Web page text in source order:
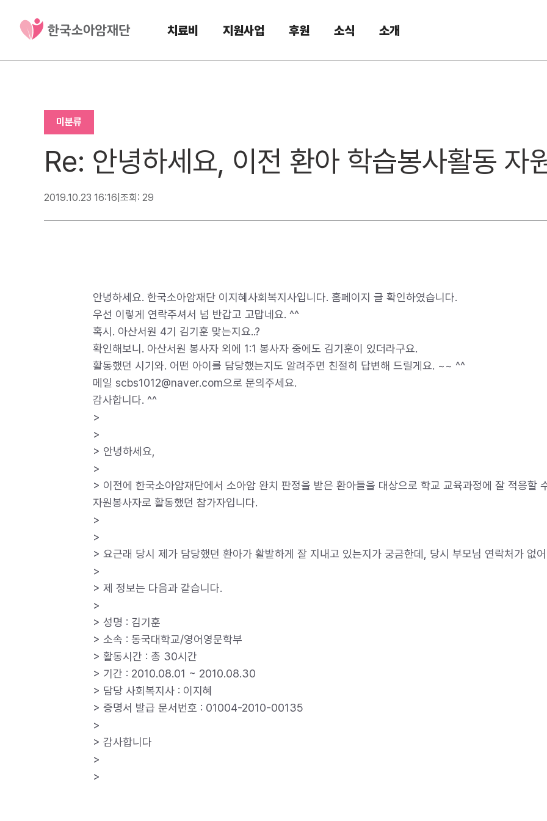
치료비 지원사업 후원 소식 소개
미분류
Re: 안녕하세요, 이전 환아 학습봉사활동 자
2019.10.23 16:16 조회: 29
안녕하세요. 한국소아암재단 이지혜사회복지사입니다. 홈페이지 글 확인하였습니다.
우선 이렇게 연락주셔서 넘 반갑고 고맙네요. ^^
혹시. 아산서원 4기 김기훈 맞는지요..?
확인해보니. 아산서원 봉사자 외에 1:1 봉사자 중에도 김기훈이 있더라구요.
활동했던 시기와. 어떤 아이를 담당했는지도 알려주면 친절히 답변해 드릴게요. ~~ ^^
메일 scbs1012@naver.com으로 문의주세요.
감사합니다. ^^
>
>
> 안녕하세요,
>
> 이전에 한국소아암재단에서 소아암 완치 판정을 받은 환아들을 대상으로 학교 교육과정에 잘 적응할
자원봉사자로 활동했던 참가자입니다.
>
>
> 요근래 당시 제가 담당했던 환아가 활발하게 잘 지내고 있는지가 궁금한데, 당시 부모님 연락처가 없
>
> 제 정보는 다음과 같습니다.
>
> 성명 : 김기훈
> 소속 : 동국대학교/영어영문학부
> 활동시간 : 총 30시간
> 기간 : 2010.08.01 ~ 2010.08.30
> 담당 사회복지사 : 이지혜
> 증명서 발급 문서번호 : 01004-2010-00135
>
> 감사합니다
>
>